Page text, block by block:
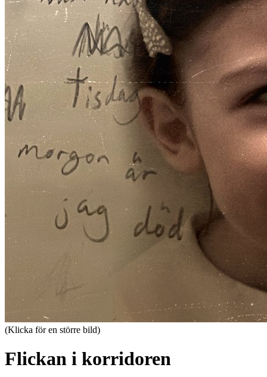
(Klicka för en större bild)
Flickan i korridoren